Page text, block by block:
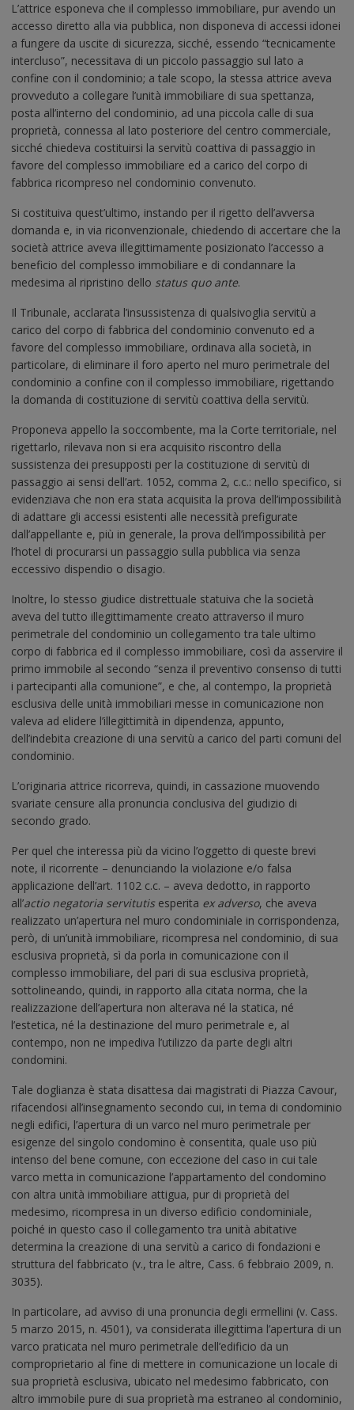
L’attrice esponeva che il complesso immobiliare, pur avendo un
accesso diretto alla via pubblica, non disponeva di accessi idonei
a fungere da uscite di sicurezza, sicché, essendo “tecnicamente
intercluso”, necessitava di un piccolo passaggio sul lato a
confine con il condominio; a tale scopo, la stessa attrice aveva
provveduto a collegare l’unità immobiliare di sua spettanza,
posta all’interno del condominio, ad una piccola calle di sua
proprietà, connessa al lato posteriore del centro commerciale,
sicché chiedeva costituirsi la servitù coattiva di passaggio in
favore del complesso immobiliare ed a carico del corpo di
fabbrica ricompreso nel condominio convenuto.
Si costituiva quest’ultimo, instando per il rigetto dell’avversa
domanda e, in via riconvenzionale, chiedendo di accertare che la
società attrice aveva illegittimamente posizionato l’accesso a
beneficio del complesso immobiliare e di condannare la
medesima al ripristino dello status quo ante.
Il Tribunale, acclarata l’insussistenza di qualsivoglia servitù a
carico del corpo di fabbrica del condominio convenuto ed a
favore del complesso immobiliare, ordinava alla società, in
particolare, di eliminare il foro aperto nel muro perimetrale del
condominio a confine con il complesso immobiliare, rigettando
la domanda di costituzione di servitù coattiva della servitù.
Proponeva appello la soccombente, ma la Corte territoriale, nel
rigettarlo, rilevava non si era acquisito riscontro della
sussistenza dei presupposti per la costituzione di servitù di
passaggio ai sensi dell’art. 1052, comma 2, c.c.: nello specifico, si
evidenziava che non era stata acquisita la prova dell’impossibilità
di adattare gli accessi esistenti alle necessità prefigurate
dall’appellante e, più in generale, la prova dell’impossibilità per
l’hotel di procurarsi un passaggio sulla pubblica via senza
eccessivo dispendio o disagio.
Inoltre, lo stesso giudice distrettuale statuiva che la società
aveva del tutto illegittimamente creato attraverso il muro
perimetrale del condominio un collegamento tra tale ultimo
corpo di fabbrica ed il complesso immobiliare, così da asservire il
primo immobile al secondo “senza il preventivo consenso di tutti
i partecipanti alla comunione”, e che, al contempo, la proprietà
esclusiva delle unità immobiliari messe in comunicazione non
valeva ad elidere l’illegittimità in dipendenza, appunto,
dell’indebita creazione di una servitù a carico del parti comuni del
condominio.
L’originaria attrice ricorreva, quindi, in cassazione muovendo
svariate censure alla pronuncia conclusiva del giudizio di
secondo grado.
Per quel che interessa più da vicino l’oggetto di queste brevi
note, il ricorrente – denunciando la violazione e/o falsa
applicazione dell’art. 1102 c.c. – aveva dedotto, in rapporto
all’actio negatoria servitutis esperita ex adverso, che aveva
realizzato un’apertura nel muro condominiale in corrispondenza,
però, di un’unità immobiliare, ricompresa nel condominio, di sua
esclusiva proprietà, sì da porla in comunicazione con il
complesso immobiliare, del pari di sua esclusiva proprietà,
sottolineando, quindi, in rapporto alla citata norma, che la
realizzazione dell’apertura non alterava né la statica, né
l’estetica, né la destinazione del muro perimetrale e, al
contempo, non ne impediva l’utilizzo da parte degli altri
condomini.
Tale doglianza è stata disattesa dai magistrati di Piazza Cavour,
rifacendosi all’insegnamento secondo cui, in tema di condominio
negli edifici, l’apertura di un varco nel muro perimetrale per
esigenze del singolo condomino è consentita, quale uso più
intenso del bene comune, con eccezione del caso in cui tale
varco metta in comunicazione l’appartamento del condomino
con altra unità immobiliare attigua, pur di proprietà del
medesimo, ricompresa in un diverso edificio condominiale,
poiché in questo caso il collegamento tra unità abitative
determina la creazione di una servitù a carico di fondazioni e
struttura del fabbricato (v., tra le altre, Cass. 6 febbraio 2009, n.
3035).
In particolare, ad avviso di una pronuncia degli ermellini (v. Cass.
5 marzo 2015, n. 4501), va considerata illegittima l’apertura di un
varco praticata nel muro perimetrale dell’edificio da un
comproprietario al fine di mettere in comunicazione un locale di
sua proprietà esclusiva, ubicato nel medesimo fabbricato, con
altro immobile pure di sua proprietà ma estraneo al condominio,